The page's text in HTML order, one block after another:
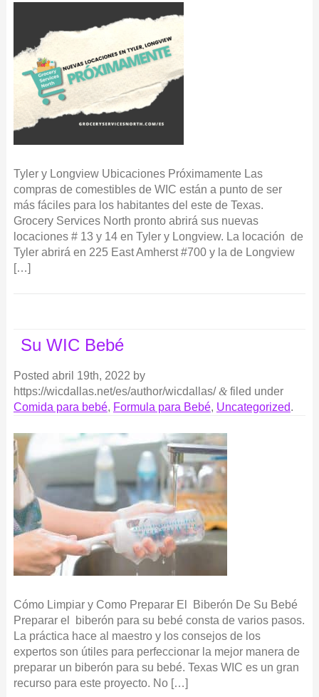
Tyler y Longview Ubicaciones Próximamente Las
compras de comestibles de WIC están a punto de ser
más fáciles para los habitantes del este de Texas.
Grocery Services North pronto abrirá sus nuevas
locaciones # 13 y 14 en Tyler y Longview. La locación de
Tyler abrirá en 225 East Amherst #700 y la de Longview
[…]
Su WIC Bebé
Posted abril 19th, 2022 by
https://wicdallas.net/es/author/wicdallas/ &filed under
Comida para bebé, Formula para Bebé, Uncategorized.
Cómo Limpiar y Como Preparar El Biberón De Su Bebé
Preparar el biberón para su bebé consta de varios pasos.
La práctica hace al maestro y los consejos de los
expertos son útiles para perfeccionar la mejor manera de
preparar un biberón para su bebé. Texas WIC es un gran
recurso para este proyecto. No […]